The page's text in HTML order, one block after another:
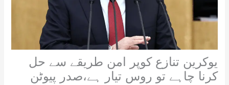
یوکرین تنازع کوپر امن طریقے سے حل
کرنا چاہے تو روس تیار ہے،صدر پیوٹن